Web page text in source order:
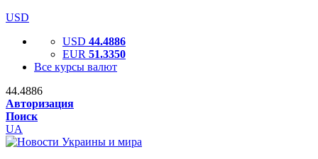
USD
USD 44.4886
EUR 51.3350
Все курсы валют
44.4886
Авторизация
Поиск
UA